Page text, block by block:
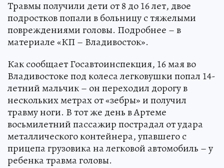
Травмы получили дети от 8 до 16 лет, двое
подростков попали в больницу с тяжелыми
повреждениями головы. Подробнее – в
материале «КП – Владивосток».
Как сообщает Госавтоинспекция, 16 мая во
Владивостоке под колеса легковушки попал 14-
летний мальчик – он переходил дорогу в
нескольких метрах от «зебры» и получил
травму ноги. В тот же день в Артеме
восьмилетний пассажир пострадал от удара
металлического контейнера, упавшего с
прицепа грузовика на легковой автомобиль – у
ребенка травма головы.